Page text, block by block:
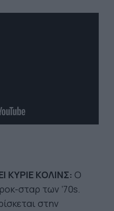
ΚΥΡΙΕ ΚΟΛΙΝΣ: Ο
σταρ των ’70s.
στην